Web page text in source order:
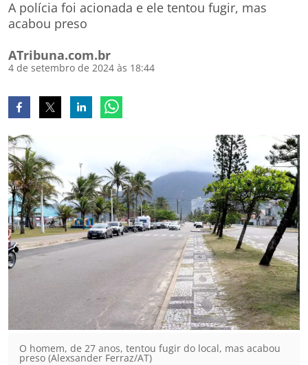
A polícia foi acionada e ele tentou fugir, mas
acabou preso
ATribuna.com.br
4 de setembro de 2024 às 18:44
O homem, de 27 anos, tentou fugir do local, mas acabou
preso (Alexsander Ferraz/AT)